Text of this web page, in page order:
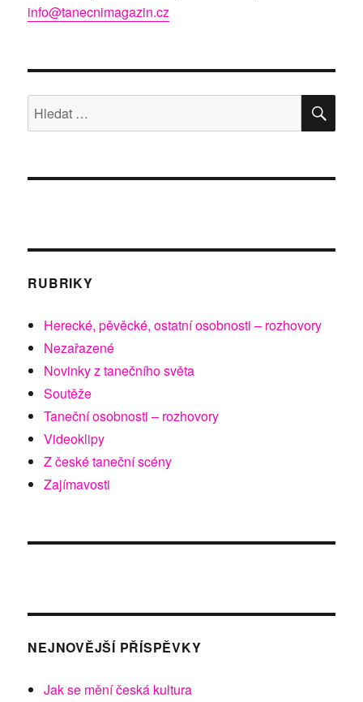
info@tanecnimagazin.cz
Hledat:
RUBRIKY
Herecké, pěvěcké, ostatní osobnosti – rozhovory
Nezařazené
Novinky z tanečního světa
Soutěže
Taneční osobnosti – rozhovory
Videoklipy
Z české taneční scény
Zajímavosti
NEJNOVĚJŠÍ PŘÍSPĚVKY
Jak se mění česká kultura